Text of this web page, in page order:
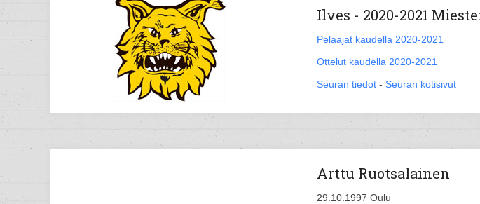
Ilves - 2020-2021
Pelaajat kaudella 2020-2021
Ottelut kaudella 2020-2021
Seuran tiedot - Seuran kotisivut
Arttu Ruotsalainen
29.10.1997 Oulu